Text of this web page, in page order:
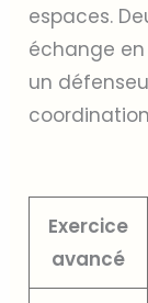
espaces.
échange
un
Exercice
avancé